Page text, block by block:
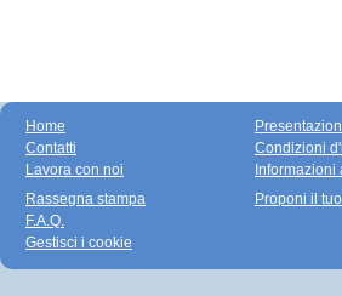
Home
Contatti
Lavora con noi
Condizioni
Informazioni
Rassegna stampa
F.A.Q.
Gestisci i cookie
Proponi il